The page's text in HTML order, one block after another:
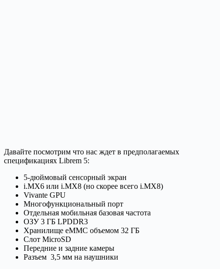
Давайте посмотрим что нас ждет в предполагаемых
спецификациях Librem 5:
5-дюймовый сенсорный экран
i.MX6 или i.MX8 (но скорее всего i.MX8)
Vivante GPU
Многофункциональный порт
Отдельная мобильная базовая частота
ОЗУ 3 ГБ LPDDR3
Хранилище eMMC объемом 32 ГБ
Слот MicroSD
Передние и задние камеры
Разъем 3,5 мм на наушники